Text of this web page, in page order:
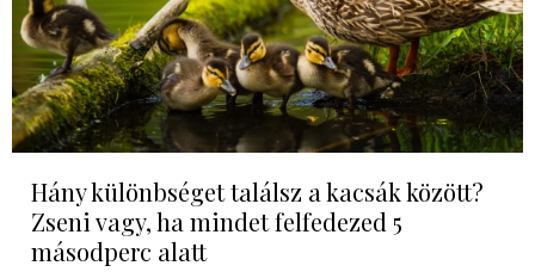
Hány különbséget találsz a kacsák között?
Zseni vagy, ha mindet felfedezed 5
másodperc alatt